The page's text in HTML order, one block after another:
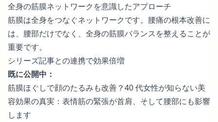
全身の筋膜ネットワークを意識したアプローチ
筋膜は全身をつなぐネットワークです。腰痛の根本改善に
は、腰部だけでなく、全身の筋膜バランスを整えることが
重要です。
シリーズ記事との連携で効果倍増
既に公開中：
筋膜ほぐしで顔のたるみも改善？40 代女性が知らない美
容効果の真実 ：表情筋の緊張が首肩、そして腰部にも影響
します